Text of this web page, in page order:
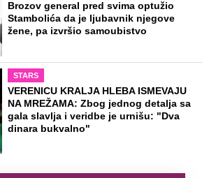
Brozov general pred svima optužio
Stambolića da je ljubavnik njegove
žene, pa izvršio samoubistvo
STARS
VERENICU KRALJA HLEBA ISMEVAJU
NA MREŽAMA: Zbog jednog detalja sa
gala slavlja i veridbe je urnišu: "Dva
dinara bukvalno"